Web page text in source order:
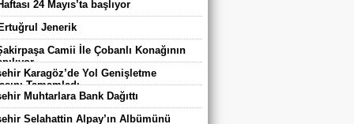
Çocuk Karatay Yaz Spor
24 Mayıs’ta başlıyor
Jenerik
Camii İle Çobanlı Konağının
Karagöz’de Yol Genişletme
Tamamladı
Muhtarlara Bank Dağıttı
Selahattin Alpay’ın Albümünü